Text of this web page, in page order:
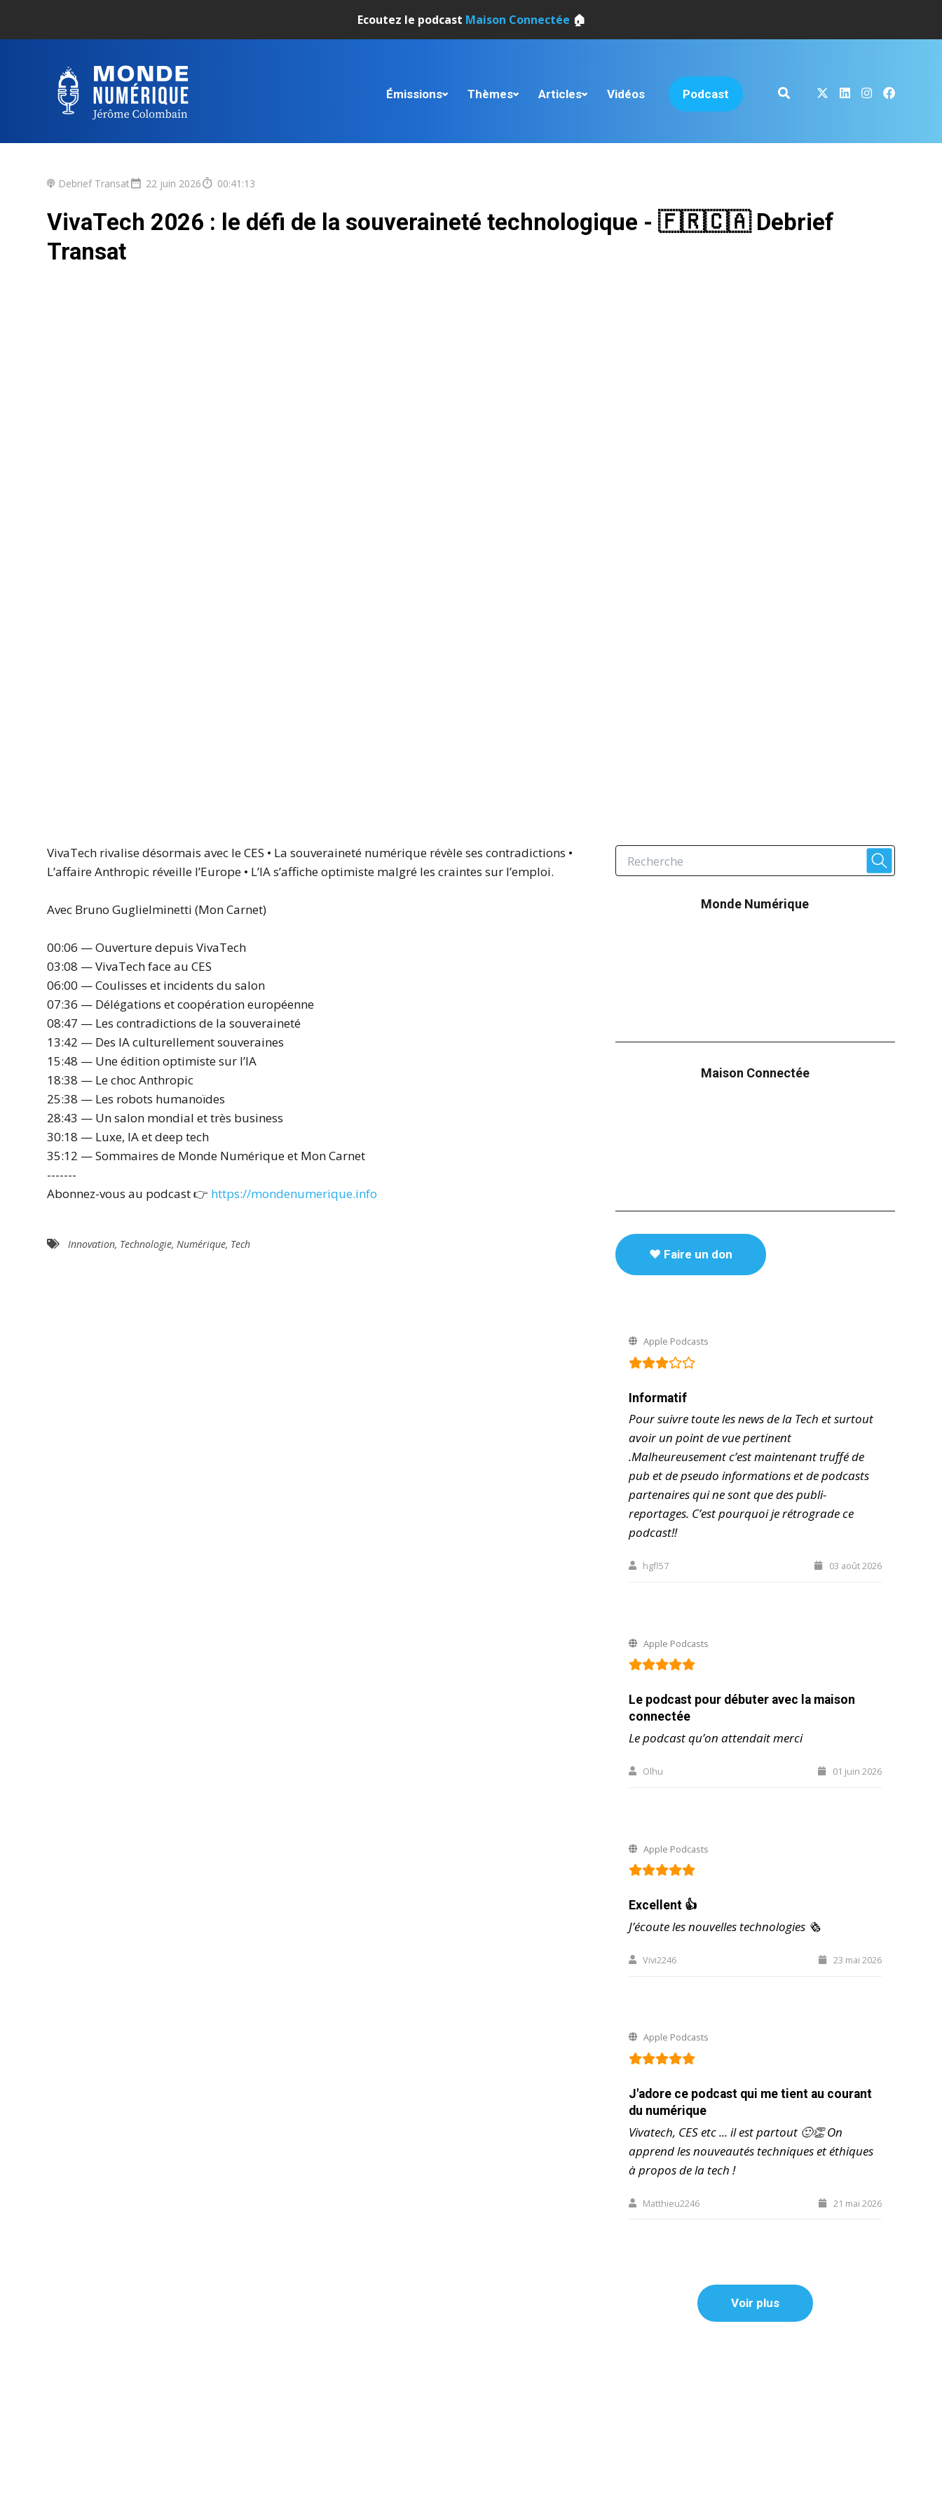
Ecoutez le podcast Maison Connectée 🏠
Émissions Thèmes Articles Vidéos Podcast
Debrief Transat 22 juin 2026 00:41:13
VivaTech 2026 : le défi de la souveraineté technologique - 🇫🇷🇨🇦 Debrief
Transat
VivaTech rivalise désormais avec le CES • La souveraineté numérique révèle ses contradictions •
L’affaire Anthropic réveille l’Europe • L’IA s’affiche optimiste malgré les craintes sur l’emploi.
Avec Bruno Guglielminetti (Mon Carnet)
00:06 — Ouverture depuis VivaTech
03:08 — VivaTech face au CES
06:00 — Coulisses et incidents du salon
07:36 — Délégations et coopération européenne
08:47 — Les contradictions de la souveraineté
13:42 — Des IA culturellement souveraines
15:48 — Une édition optimiste sur l’IA
18:38 — Le choc Anthropic
25:38 — Les robots humanoïdes
28:43 — Un salon mondial et très business
30:18 — Luxe, IA et deep tech
35:12 — Sommaires de Monde Numérique et Mon Carnet
-------
Abonnez-vous au podcast 👉 https://mondenumerique.info
Innovation, Technologie, Numérique, Tech
Monde Numérique
Maison Connectée
♥️ Faire un don
Apple Podcasts
Informatif
Pour suivre toute les news de la Tech et surtout
avoir un point de vue pertinent
.Malheureusement c’est maintenant truffé de
pub et de pseudo informations et de podcasts
partenaires qui ne sont que des publi-
reportages. C’est pourquoi je rétrograde ce
podcast!!
hgfl57 03 août 2026
Apple Podcasts
Le podcast pour débuter avec la maison
connectée
Le podcast qu’on attendait merci
Olhu 01 juin 2026
Apple Podcasts
Excellent 👍
J’écoute les nouvelles technologies 🗞️
Vivi2246 23 mai 2026
Apple Podcasts
J'adore ce podcast qui me tient au courant
du numérique
Vivatech, CES etc ... il est partout 🙂👏 On
apprend les nouveautés techniques et éthiques
à propos de la tech !
Matthieu2246 21 mai 2026
Voir plus